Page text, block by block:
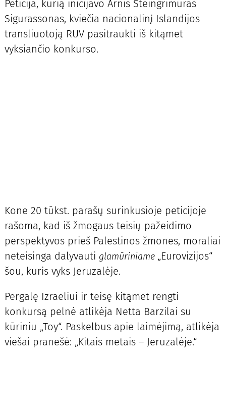
Peticija, kurią inicijavo Arnis Steingrimuras
Sigurassonas, kviečia nacionalinį Islandijos
transliuotoją RUV pasitraukti iš kitąmet
vyksiančio konkurso.
Kone 20 tūkst. parašų surinkusioje peticijoje
rašoma, kad iš žmogaus teisių pažeidimo
perspektyvos prieš Palestinos žmones, moraliai
neteisinga dalyvauti glamūriniame „Eurovizijos“
šou, kuris vyks Jeruzalėje.
Pergalę Izraeliui ir teisę kitąmet rengti
konkursą pelnė atlikėja Netta Barzilai su
kūriniu „Toy“. Paskelbus apie laimėjimą, atlikėja
viešai pranešė: „Kitais metais – Jeruzalėje.“